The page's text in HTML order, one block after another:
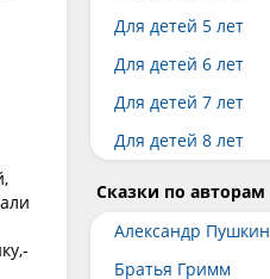
Для детей 5 лет
Для детей 6 лет
Для детей 7 лет
Для детей 8 лет
Сказки по авторам
Александр Пушкин
Братья Гримм